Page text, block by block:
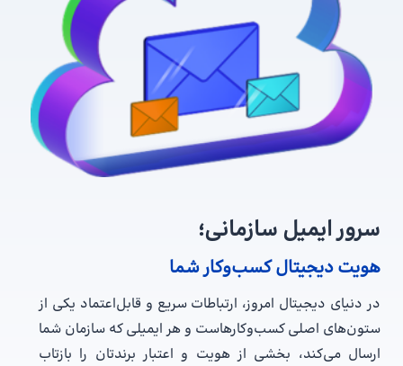
سرور ایمیل سازمانی؛
هویت دیجیتال کسب‌وکار شما
در دنیای دیجیتال امروز، ارتباطات سریع و قابل‌اعتماد یکی از
ستون‌های اصلی کسب‌وکارهاست و هر ایمیلی که سازمان شما
ارسال می‌کند، بخشی از هویت و اعتبار برندتان را بازتاب